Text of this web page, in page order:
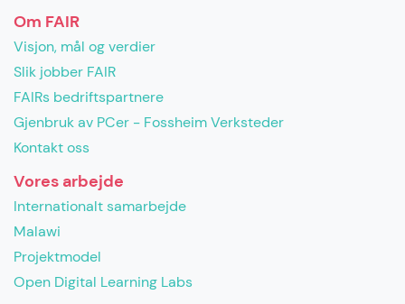
Om FAIR
Visjon, mål og verdier
Slik jobber FAIR
FAIRs bedriftspartnere
Gjenbruk av PCer - Fossheim Verksteder
Kontakt oss
Vores arbejde
Internationalt samarbejde
Malawi
Projektmodel
Open Digital Learning Labs